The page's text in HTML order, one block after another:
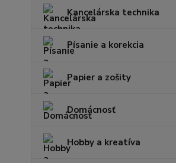
Kancelárska technika
Písanie a korekcia
Papier a zošity
Domácnosť
Hobby a kreatíva